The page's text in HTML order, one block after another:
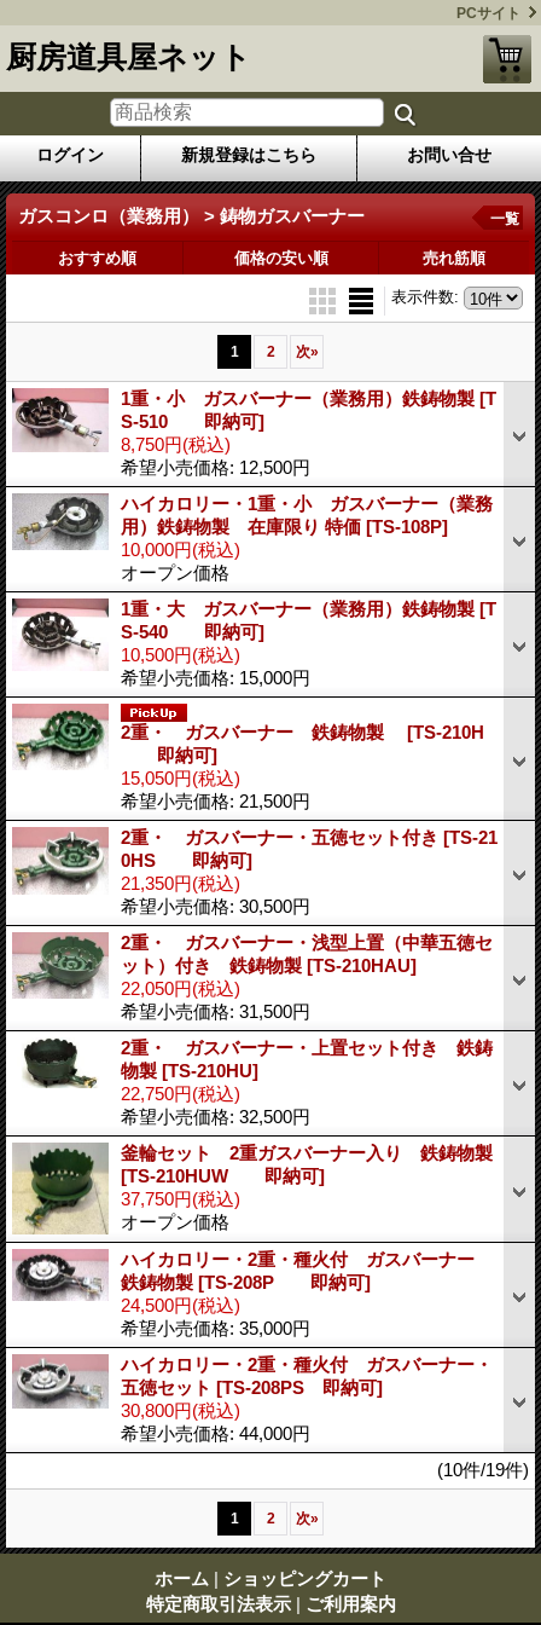
PCサイト
厨房道具屋ネット
ログイン 新規登録はこちら お問い合せ
ガスコンロ（業務用） > 鋳物ガスバーナー 一覧
おすすめ順 価格の安い順 売れ筋順
表示件数:
1 2 次»
1重・小 ガスバーナー（業務用）鉄鋳物製 [T
S-510 即納可]
8,750円(税込)
希望小売価格: 12,500円
ハイカロリー・1重・小 ガスバーナー（業務
用）鉄鋳物製 在庫限り 特価 [TS-108P]
10,000円(税込)
オープン価格
1重・大 ガスバーナー（業務用）鉄鋳物製 [T
S-540 即納可]
10,500円(税込)
希望小売価格: 15,000円
2重・ ガスバーナー 鉄鋳物製 [TS-210H
即納可]
15,050円(税込)
希望小売価格: 21,500円
2重・ ガスバーナー・五徳セット付き [TS-21
0HS 即納可]
21,350円(税込)
希望小売価格: 30,500円
2重・ ガスバーナー・浅型上置（中華五徳セ
ット）付き 鉄鋳物製 [TS-210HAU]
22,050円(税込)
希望小売価格: 31,500円
2重・ ガスバーナー・上置セット付き 鉄鋳
物製 [TS-210HU]
22,750円(税込)
希望小売価格: 32,500円
釜輪セット 2重ガスバーナー入り 鉄鋳物製
[TS-210HUW 即納可]
37,750円(税込)
オープン価格
ハイカロリー・2重・種火付 ガスバーナー
鉄鋳物製 [TS-208P 即納可]
24,500円(税込)
希望小売価格: 35,000円
ハイカロリー・2重・種火付 ガスバーナー・
五徳セット [TS-208PS 即納可]
30,800円(税込)
希望小売価格: 44,000円
(10件/19件)
1 2 次»
ホーム | ショッピングカート
特定商取引法表示 | ご利用案内